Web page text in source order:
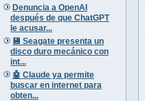
Denuncia a OpenAI
después de que ChatGPT
le acusar...
💾 Seagate presenta un
disco duro mecánico con
int...
🤖 Claude ya permite
buscar en internet para
obten...